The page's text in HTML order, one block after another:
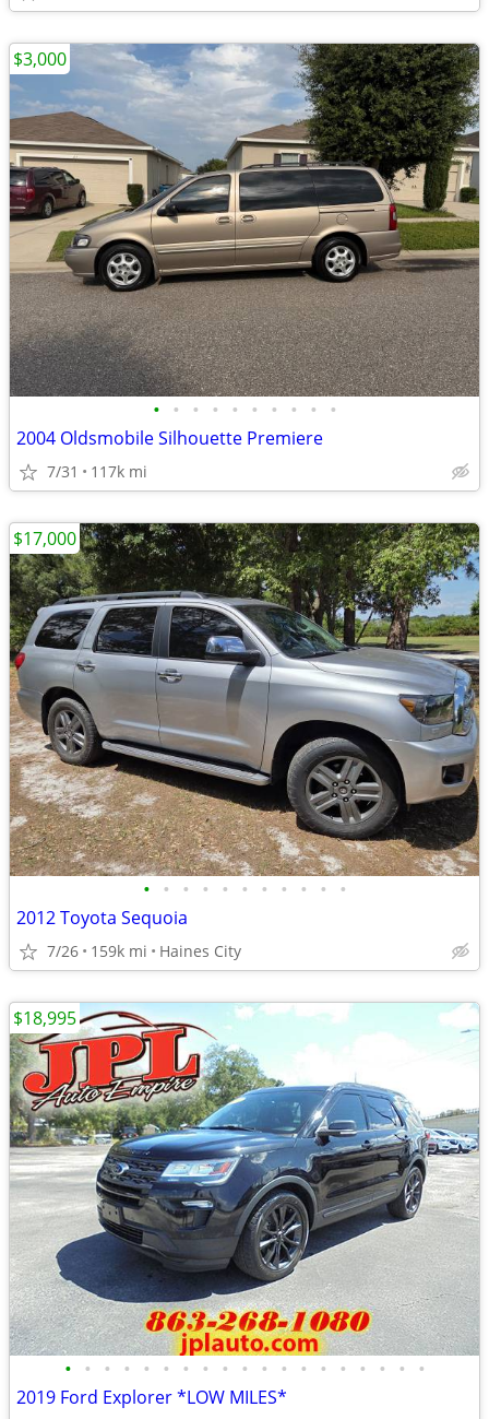
• • • • • • • • • •
2004 Oldsmobile Silhouette Premiere
7/31 117k mi
$3,000
• • • • • • • • • • •
2012 Toyota Sequoia
7/26 159k mi Haines City
$17,000
• • • • • • • • • • • • • • • • • • •
2019 Ford Explorer *LOW MILES*
$18,995